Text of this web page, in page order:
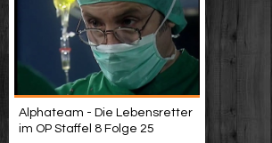
Alphateam - Die Lebensretter
im OP Staffel 8 Folge 25